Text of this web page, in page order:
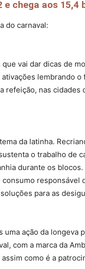
e chega aos
do carnaval:
vai dar dicas de
lembrando
nas cidades
da latinha.
o trabalho de
durante os
responsável
para as
ação da longeva
com a marca da
como é a